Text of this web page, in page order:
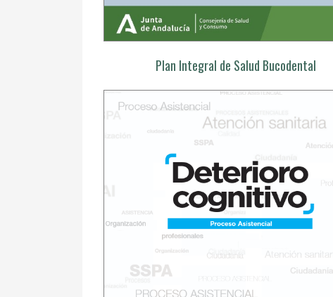
Plan Integral de Salud Bucodental